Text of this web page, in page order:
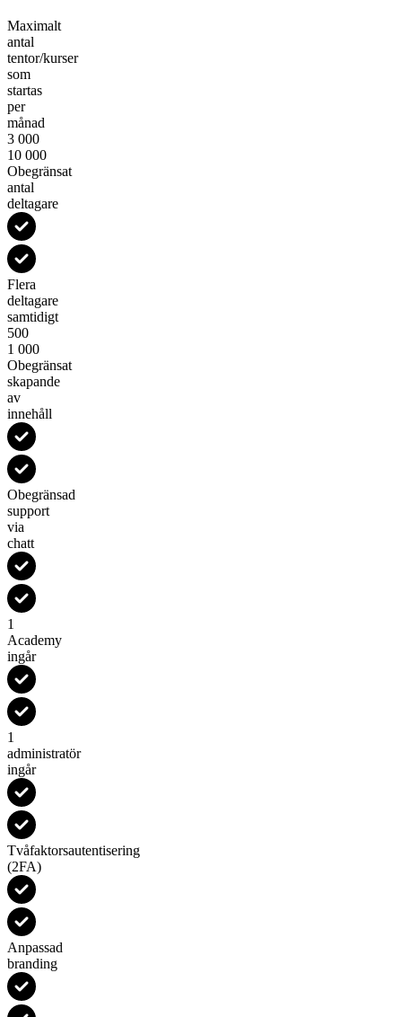
Maximalt
antal
tentor/kurser
som
startas
per
månad
3 000
10 000
Obegränsat
antal
deltagare
Flera
deltagare
samtidigt
500
1 000
Obegränsat
skapande
av
innehåll
Obegränsad
support
via
chatt
1
Academy
ingår
1
administratör
ingår
Tvåfaktorsautentisering
(2FA)
Anpassad
branding